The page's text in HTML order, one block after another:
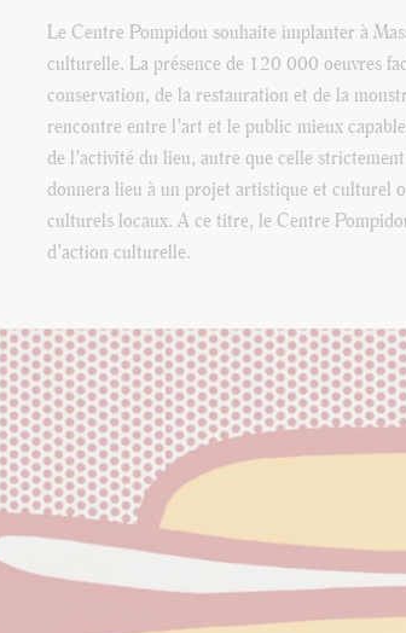
Le Centre Pompidou souhaite implanter à
culturelle. La présence de 120 000 oeuvres
conservation, de la restauration et de la
rencontre entre l’art et le public mieux
de l’activité du lieu, autre que celle
donnera lieu à un projet artistique et culturel
culturels locaux. A ce titre, le Centre
d’action culturelle.